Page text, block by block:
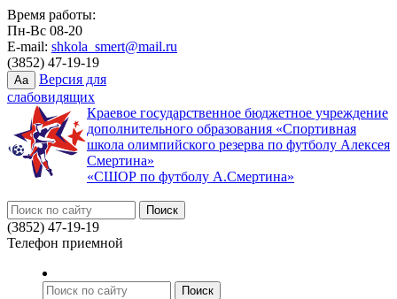
Время работы:
Пн-Вс 08-20
E-mail: shkola_smert@mail.ru
(3852) 47-19-19
Aa
Версия для
слабовидящих
Краевое государственное бюджетное учреждение
дополнительного образования «Спортивная
школа олимпийского резерва по футболу Алексея
Смертина»
«СШОР по футболу А.Смертина»
(3852) 47-19-19
Телефон приемной